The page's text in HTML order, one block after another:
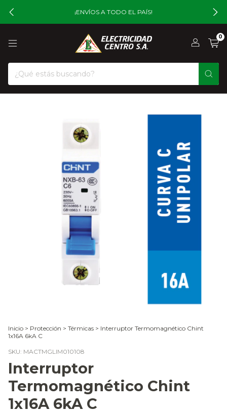
¡ENVÍOS A TODO EL PAÍS!
0
Inicio > Protección > Térmicas > Interruptor Termomagnético Chint
1x16A 6kA C
SKU: MACTMGLIM010108
Interruptor
Termomagnético Chint
1x16A 6kA C